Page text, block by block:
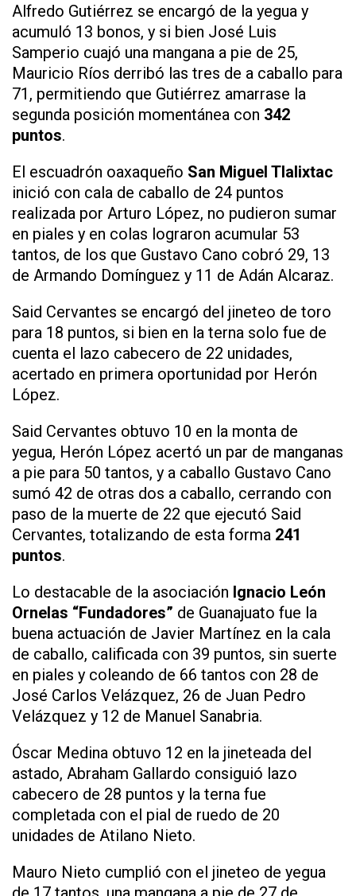
Alfredo Gutiérrez se encargó de la yegua y
acumuló 13 bonos, y si bien José Luis
Samperio cuajó una mangana a pie de 25,
Mauricio Ríos derribó las tres de a caballo para
71, permitiendo que Gutiérrez amarrase la
segunda posición momentánea con 342
puntos.
El escuadrón oaxaqueño San Miguel Tlalixtac
inició con cala de caballo de 24 puntos
realizada por Arturo López, no pudieron sumar
en piales y en colas lograron acumular 53
tantos, de los que Gustavo Cano cobró 29, 13
de Armando Domínguez y 11 de Adán Alcaraz.
Said Cervantes se encargó del jineteo de toro
para 18 puntos, si bien en la terna solo fue de
cuenta el lazo cabecero de 22 unidades,
acertado en primera oportunidad por Herón
López.
Said Cervantes obtuvo 10 en la monta de
yegua, Herón López acertó un par de manganas
a pie para 50 tantos, y a caballo Gustavo Cano
sumó 42 de otras dos a caballo, cerrando con
paso de la muerte de 22 que ejecutó Said
Cervantes, totalizando de esta forma 241
puntos.
Lo destacable de la asociación Ignacio León
Ornelas “Fundadores” de Guanajuato fue la
buena actuación de Javier Martínez en la cala
de caballo, calificada con 39 puntos, sin suerte
en piales y coleando de 66 tantos con 28 de
José Carlos Velázquez, 26 de Juan Pedro
Velázquez y 12 de Manuel Sanabria.
Óscar Medina obtuvo 12 en la jineteada del
astado, Abraham Gallardo consiguió lazo
cabecero de 28 puntos y la terna fue
completada con el pial de ruedo de 20
unidades de Atilano Nieto.
Mauro Nieto cumplió con el jineteo de yegua